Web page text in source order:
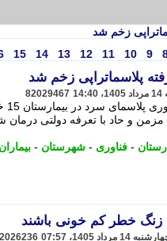
زخم شد
9
10
11
12
13
14
15
پلاسماتراپی زخم شد
82029467
مزمن و حاد با تعرفه دولتی
- فناوری - شهرستان - بیماران
زنگ خطر کم خونی باشند